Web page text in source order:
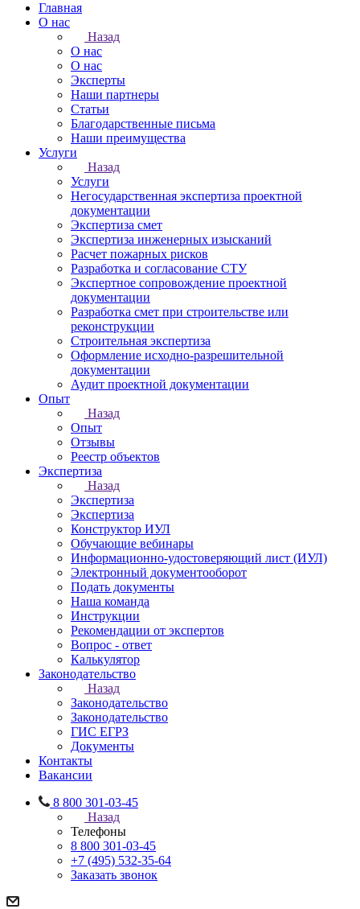
Главная
О нас
Назад
О нас
О нас
Эксперты
Наши партнеры
Статьи
Благодарственные письма
Наши преимущества
Услуги
Назад
Услуги
Негосударственная экспертиза проектной
документации
Экспертиза смет
Экспертиза инженерных изысканий
Расчет пожарных рисков
Разработка и согласование СТУ
Экспертное сопровождение проектной
документации
Разработка смет при строительстве или
реконструкции
Строительная экспертиза
Оформление исходно-разрешительной
документации
Аудит проектной документации
Опыт
Назад
Опыт
Отзывы
Реестр объектов
Экспертиза
Назад
Экспертиза
Экспертиза
Конструктор ИУЛ
Обучающие вебинары
Информационно-удостоверяющий лист (ИУЛ)
Электронный документооборот
Подать документы
Наша команда
Инструкции
Рекомендации от экспертов
Вопрос - ответ
Калькулятор
Законодательство
Назад
Законодательство
Законодательство
ГИС ЕГРЗ
Документы
Контакты
Вакансии
8 800 301-03-45
Назад
Телефоны
8 800 301-03-45
+7 (495) 532-35-64
Заказать звонок